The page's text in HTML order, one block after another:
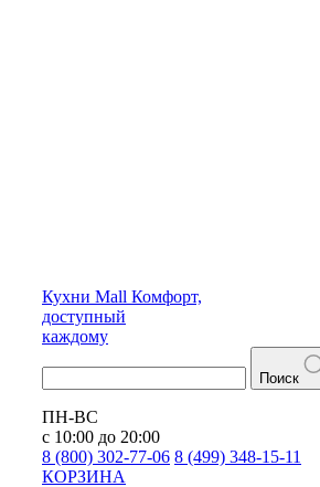
Кухни Mall Комфорт,
доступный
каждому
Поиск
ПН-ВС
с 10:00 до 20:00
8 (800) 302-77-06 8 (499) 348-15-11
КОРЗИНА